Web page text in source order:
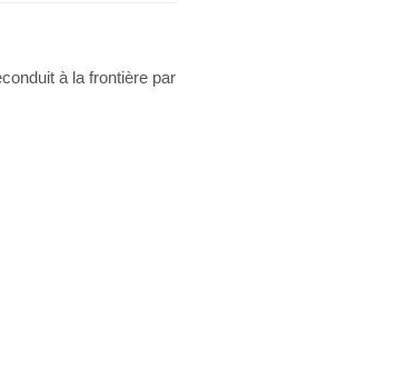
à la frontière par